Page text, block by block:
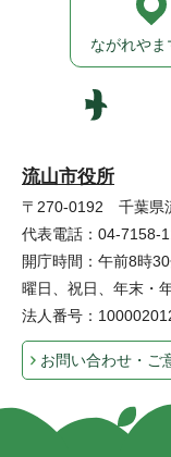
流山市役所
〒270-0192 千葉県
代表電話：04-7158-
開庁時間：午前8時
曜日、祝日、年末・
法人番号：
お問い合わせ・ご
ながれやま